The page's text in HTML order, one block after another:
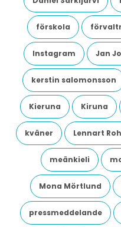
förskola
Instagram Jan
kerstin salomonsson
Kieruna Kiruna
kväner Lennart
meänkieli
Mona Mörtlund
pressmeddelande